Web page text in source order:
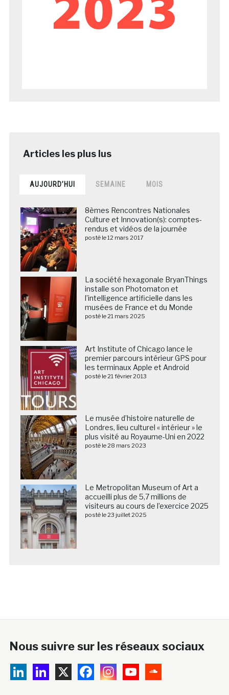
AUJOURD’HUI SEMAINE MOIS
8èmes Rencontres Nationales
Culture et Innovation(s): comptes-
rendus et vidéos de la journée
posté le 12 mars 2017
La société hexagonale BryanThings
installe son Photomaton et
l’intelligence artificielle dans les
musées de France et du Monde
posté le 21 mars 2025
Art Institute of Chicago lance le
premier parcours intérieur GPS pour
les terminaux Apple et Android
posté le 21 février 2013
Le musée d’histoire naturelle de
Londres, lieu culturel « intérieur » le
plus visité au Royaume-Uni en 2022
posté le 28 mars 2023
Le Metropolitan Museum of Art a
accueilli plus de 5,7 millions de
visiteurs au cours de l’exercice 2025
posté le 23 juillet 2025
Nous suivre sur les réseaux sociaux